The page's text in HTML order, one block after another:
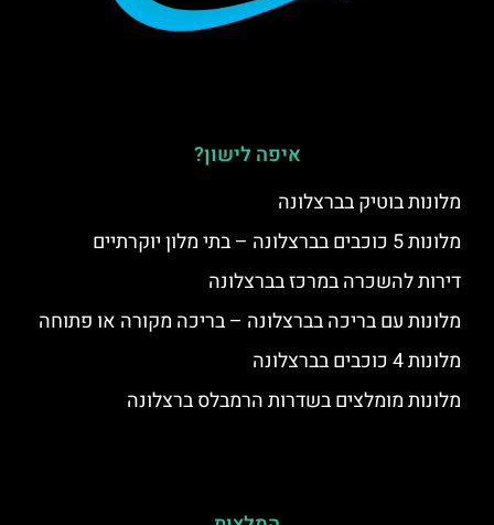
איפה לישון?
מלונות בוטיק בברצלונה
מלונות 5 כוכבים בברצלונה – בתי מלון יוקרתיים
דירות להשכרה במרכז בברצלונה
מלונות עם בריכה בברצלונה – בריכה מקורה או פתוחה
מלונות 4 כוכבים בברצלונה
מלונות מומלצים בשדרות הרמבלס ברצלונה